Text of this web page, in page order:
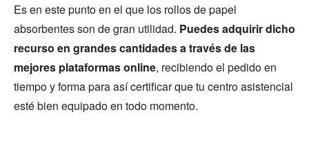
Es en este punto en el que los rollos de papel
absorbentes son de gran utilidad. Puedes adquirir dicho
recurso en grandes cantidades a través de las
mejores plataformas online, recibiendo el pedido en
tiempo y forma para así certificar que tu centro asistencial
esté bien equipado en todo momento.